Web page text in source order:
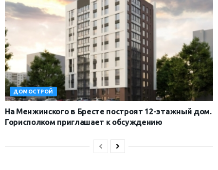
ДОМОСТРОЙ
На Менжинского в Бресте построят 12-этажный дом.
Горисполком приглашает к обсуждению